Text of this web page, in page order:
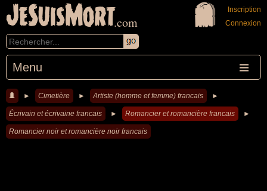
JeSuisMort.com
Menu
Inscription
Connexion
► Cimetière ► Artiste (homme et femme) francais ►
Écrivain et écrivaine francais ► Romancier et romancière francais ►
Romancier noir et romancière noir francais